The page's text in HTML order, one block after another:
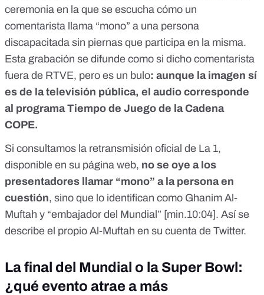
ceremonia en la que se escucha cómo un
comentarista llama “mono” a una persona
discapacitada sin piernas que participa en la misma.
Esta grabación se difunde como si dicho comentarista
fuera de RTVE, pero es un bulo: aunque la imagen sí
es de la televisión pública, el audio corresponde
al programa Tiempo de Juego de la Cadena
COPE.
Si consultamos la retransmisión oficial de La 1,
disponible en su página web, no se oye a los
presentadores llamar “mono” a la persona en
cuestión, sino que lo identifican como Ghanim Al-
Muftah y “embajador del Mundial” [min.10:04]. Así se
describe el propio Al-Muftah en su cuenta de Twitter.
La final del Mundial o la Super Bowl:
¿qué evento atrae a más